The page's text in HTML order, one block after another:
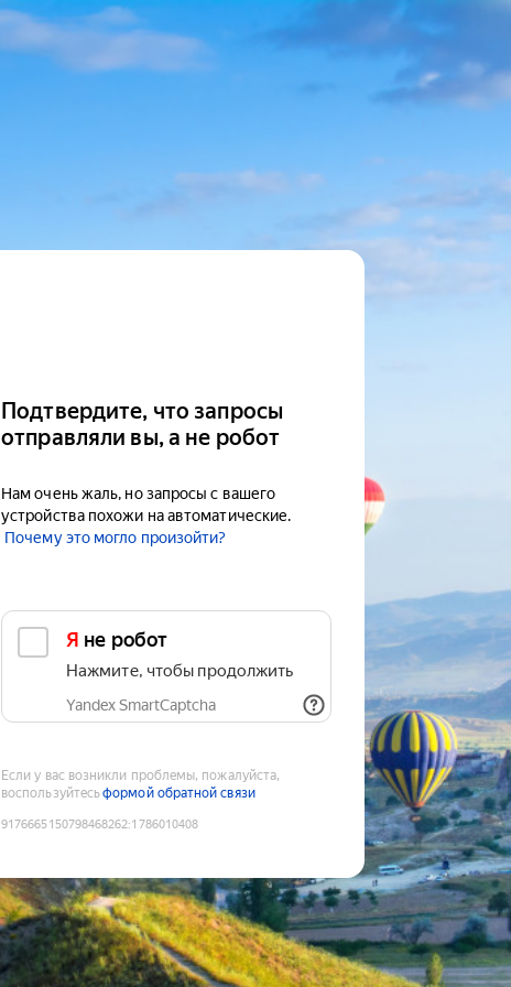
Подтвердите, что запросы
отправляли вы, а не робот
Нам очень жаль, но запросы с вашего
устройства похожи на автоматические.
Почему это могло произойти?
Я не робот
Нажмите, чтобы продолжить
Yandex SmartCaptcha
Если у вас возникли проблемы, пожалуйста,
воспользуйтесьформой обратной связи
9176665150798468262:1786010408